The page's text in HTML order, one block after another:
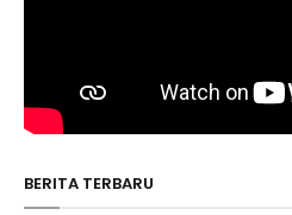
BERITA TERBARU